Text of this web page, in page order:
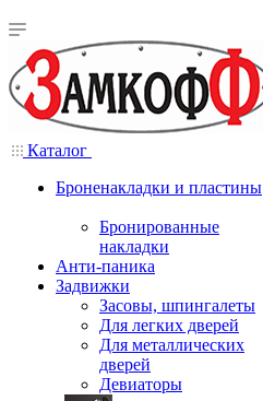
Каталог
Броненакладки и пластины
Бронированные
накладки
Анти-паника
Задвижки
Засовы, шпингалеты
Для легких дверей
Для металлических
дверей
Девиаторы